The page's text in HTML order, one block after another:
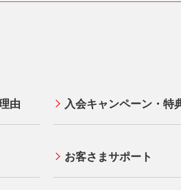
由 入会キャンペーン・特
お客さまサポート